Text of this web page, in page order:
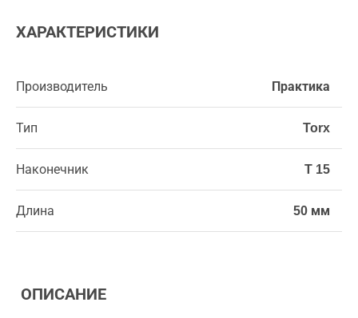
ХАРАКТЕРИСТИКИ
Производитель Практика
Тип Torx
Наконечник T 15
Длина 50 мм
ОПИСАНИЕ